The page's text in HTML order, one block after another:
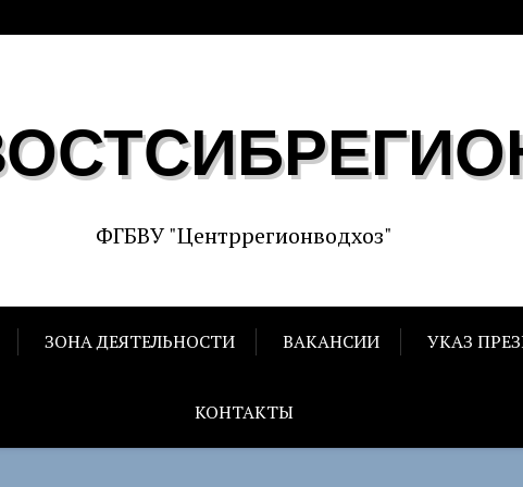
ФГБВУ "Центррегионводхоз"
ЗОНА ДЕЯТЕЛЬНОСТИ ВАКАНСИИ УКАЗ
КОНТАКТЫ